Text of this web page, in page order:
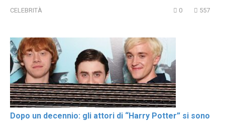
CELEBRITÀ 0 557
Dopo un decennio: gli attori di “Harry Potter” si sono